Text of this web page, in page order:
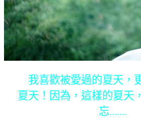
我喜歡被愛過的夏天，
夏天！因為，這樣的夏天
忘.......